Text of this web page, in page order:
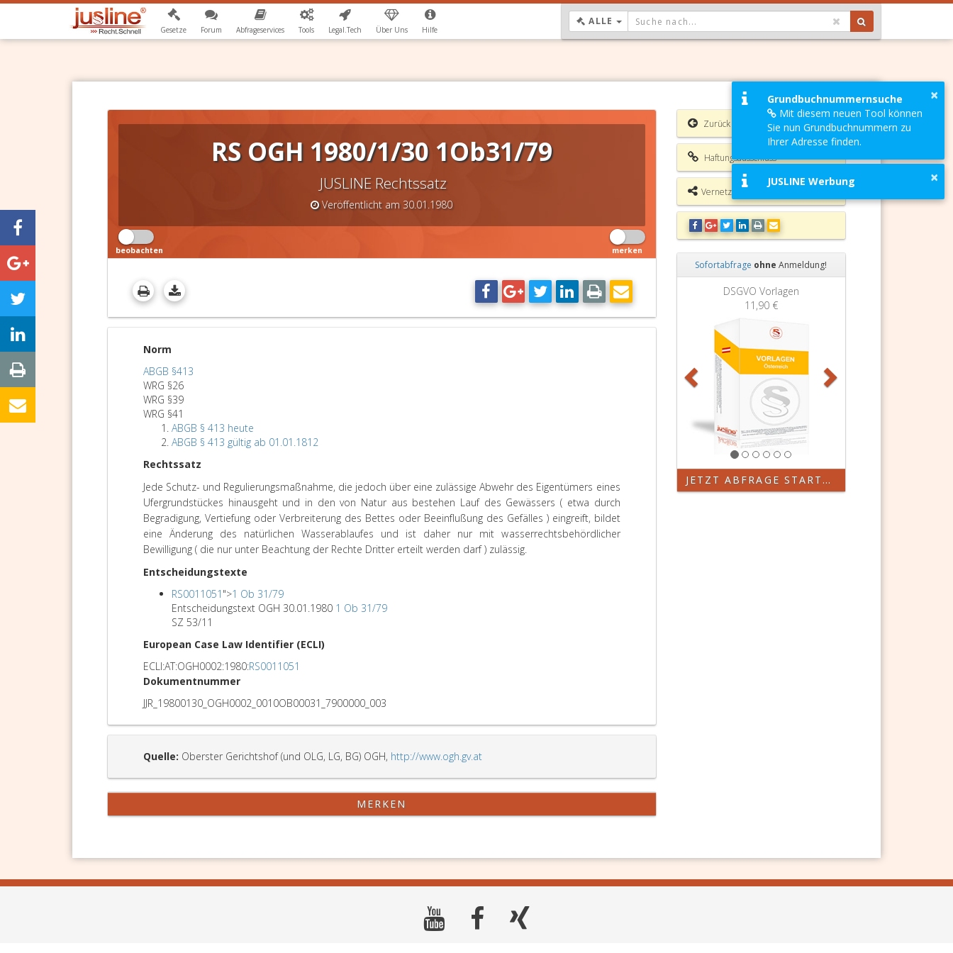
Gesetze Forum Abfrageservices Tools Legal.Tech Über Uns Hilfe
ALLE DROPDOWN: GEWÄHLTER WERT IST ALLE
RS OGH 1980/1/30 1Ob31/79
JUSLINE Rechtssatz
Veröffentlicht am 30.01.1980
beobachten merken
Norm
ABGB §413
WRG §26
WRG §39
WRG §41
ABGB § 413 heute
ABGB § 413 gültig ab 01.01.1812
Rechtssatz
Jede Schutz- und Regulierungsmaßnahme, die jedoch über eine zulässige Abwehr des Eigentümers eines
Ufergrundstückes hinausgeht und in den von Natur aus bestehen Lauf des Gewässers ( etwa durch
Begradigung, Vertiefung oder Verbreiterung des Bettes oder Beeinflußung des Gefälles ) eingreift, bildet
eine Änderung des natürlichen Wasserablaufes und ist daher nur mit wasserrechtsbehördlicher
Bewilligung ( die nur unter Beachtung der Rechte Dritter erteilt werden darf ) zulässig.
Entscheidungstexte
RS0011051 ">1 Ob 31/79
Entscheidungstext OGH 30.01.1980 1 Ob 31/79
SZ 53/11
European Case Law Identifier (ECLI)
ECLI:AT:OGH0002:1980:RS0011051
Dokumentnummer
JJR_19800130_OGH0002_0010OB00031_7900000_003
Quelle: Oberster Gerichtshof (und OLG, LG, BG) OGH, http://www.ogh.gv.at
MERKEN
Zurück
Haftungsausschluss
Vernetzungsmöglichkeiten
Sofortabfrage ohne Anmeldung!
DSGVO Vorlagen
11,90 €
Zurück
JETZT ABFRAGE STARTEN
×
Grundbuchnummernsuche
Mit diesem neuen Tool können
Sie nun Grundbuchnummern zu
Ihrer Adresse finden.
×
JUSLINE Werbung